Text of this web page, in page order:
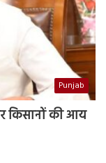
Punjab
किसानों की आय